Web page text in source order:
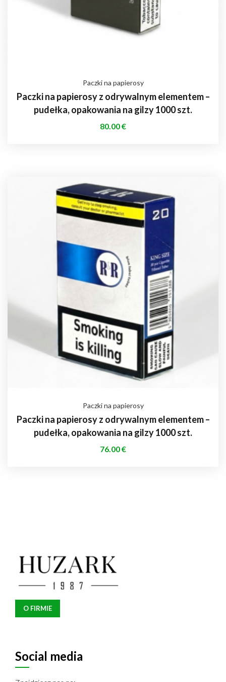
Paczki na papierosy
Paczki na papierosy z odrywalnym elementem –
pudełka, opakowania na gilzy 1000 szt.
80.00€
Paczki na papierosy
Paczki na papierosy z odrywalnym elementem –
pudełka, opakowania na gilzy 1000 szt.
76.00€
O FIRMIE
Social media